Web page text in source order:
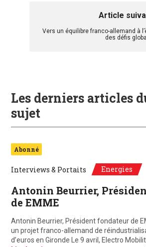
Article
Vers un équilibre franco-allemand à
des défis
Les derniers articles
sujet
Abonné
Interviews & Portaits Energies
Antonin Beurrier,
de EMME
Antonin Beurrier, Président fondateur de
un projet franco-allemand de
d’euros en Gironde Le 9 avril, Electro